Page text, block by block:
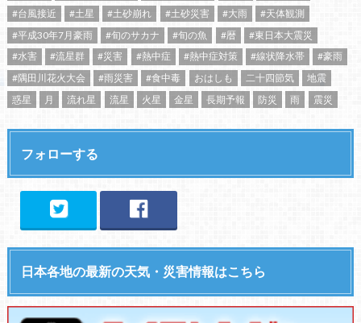
#台風接近
#土星 #土砂崩れ #土砂災害 #大雨
#天体観測
#平成30年7月豪雨
#旬のサカナ #旬の魚 #暦
#東日本大震災
#水害
#流星群 #災害 #熱中症 #熱中症対策 #線状降水帯
#豪雨
#隅田川花火大会
#雨災害 #食中毒 おはしも 二十四節気
地震
惑星
月 流れ星 流星 火星 金星 長期予報 防災 雨 震災
フォローする
日本各地の最新の天気・災害情報はこちら